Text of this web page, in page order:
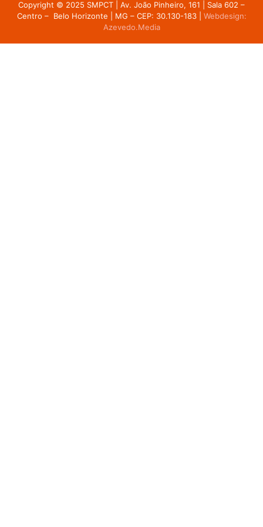
Copyright © 2025 SMPCT | Av. João Pinheiro, 161 | Sala 602 –
Centro – Belo Horizonte | MG – CEP: 30.130-183| Webdesign:
Azevedo.Media